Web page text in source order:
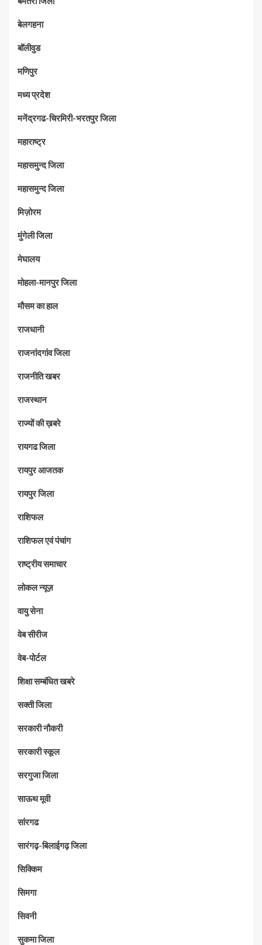
बेलगहना
बॉलीवुड
मणिपुर
मध्‍य प्रदेश
मनेंद्रगढ-चिरमिरी-भरतपुर जिला
महाराष्‍ट्र
महासमुन्द जिला
महासमुन्द जिला
मिज़ोरम
मुंगेली जिला
मेघालय
मोहला-मानपुर जिला
मौसम का हाल
राजधानी
राजनांदगांव जिला
राजनीति खबर
राजस्थान
राज्यों की ख़बरे
रायगढ जिला
रायपुर आजतक
रायपुर जिला
राशिफल
राशिफल एवं पंचांग
राष्ट्रीय समाचार
लोकल न्यूज़
वायु सेना
वेब सीरीज
वेब-पोर्टल
शिक्षा सम्बंधित खबरे
सक्ती जिला
सरकारी नौकरी
सरकारी स्कूल
सरगुजा जिला
साऊथ मूवी
सांरगढ
सारंगढ़-बिलाईगढ़ जिला
सिक्किम
सिमगा
सिवनी
सुकमा जिला